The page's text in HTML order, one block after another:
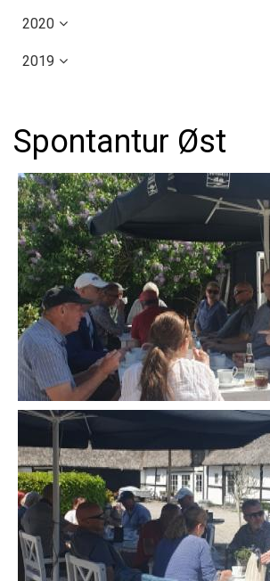
2020
2019
Spontantur Øst